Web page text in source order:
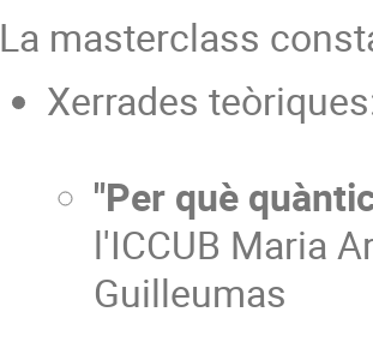
La masterclass
Xerrades
"Per què
l'ICCUB Maria
Guilleumas